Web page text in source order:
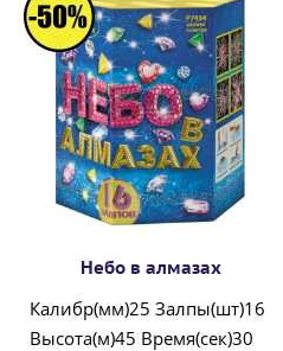
Небо в алмазах
Калибр(мм)25 Залпы(шт)16
Высота(м)45 Время(сек)30